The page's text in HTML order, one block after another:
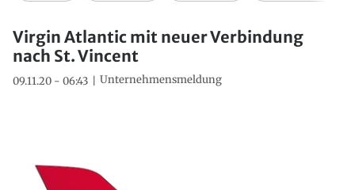
Virgin Atlantic mit neuer Verbindung
nach St. Vincent
09.11.20 - 06:43 Unternehmensmeldung